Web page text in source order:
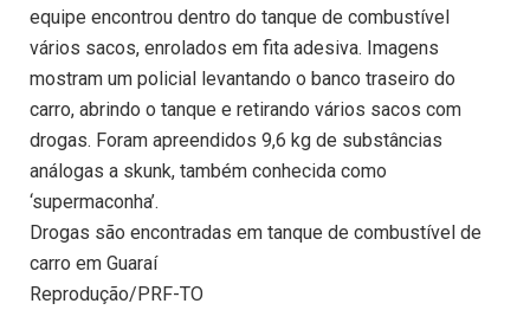
equipe encontrou dentro do tanque de combustível
vários sacos, enrolados em fita adesiva. Imagens
mostram um policial levantando o banco traseiro do
carro, abrindo o tanque e retirando vários sacos com
drogas. Foram apreendidos 9,6 kg de substâncias
análogas a skunk, também conhecida como
‘supermaconha’.
Drogas são encontradas em tanque de combustível de
carro em Guaraí
Reprodução/PRF-TO